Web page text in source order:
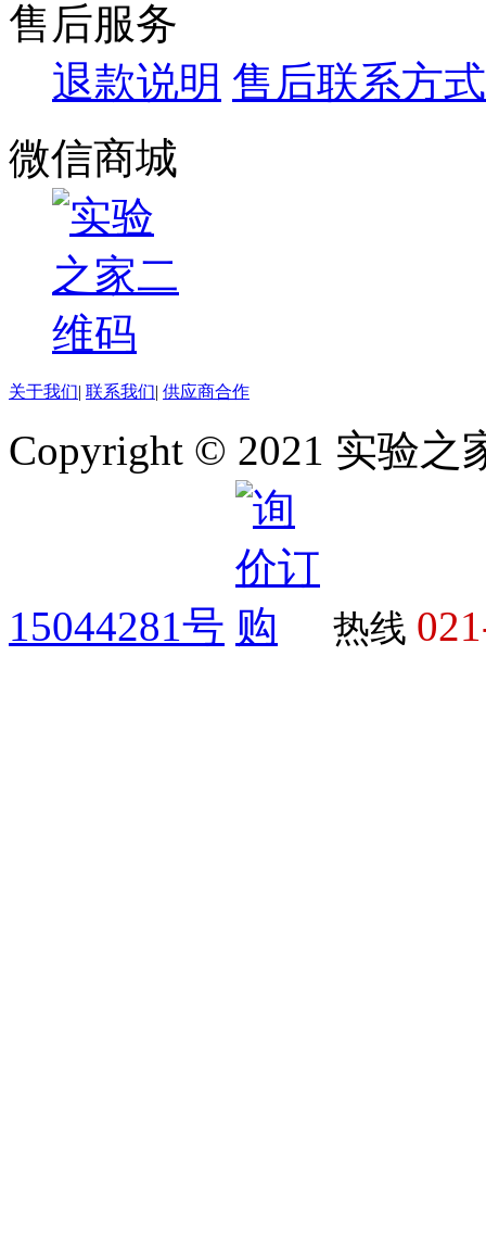
售后服务
退款说明 售后联系方式
微信商城
关于我们| 联系我们| 供应商合作
Copyright © 2021 实验之
15044281号 热线